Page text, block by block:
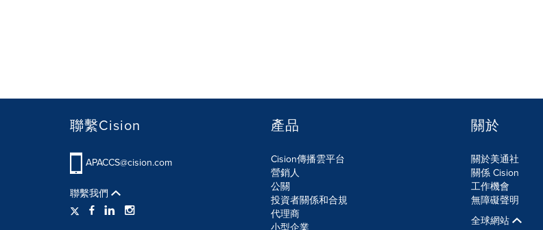
聯繫Cision
APACCS@cision.com
聯繫我們
產品
Cision傳播雲平台
營銷人
公關
投資者關係和合規
代理商
小型企業
關於
關於美通社
關係 Cision
工作機會
無障礙聲明
全球網站